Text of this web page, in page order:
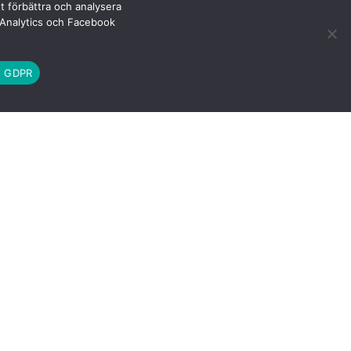
förbättra och analysera
och Facebook